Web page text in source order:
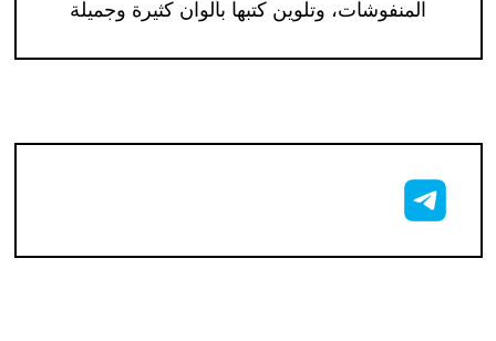
المنفوشات، وتلوين كتبها بألوان كثيرة وجميلة